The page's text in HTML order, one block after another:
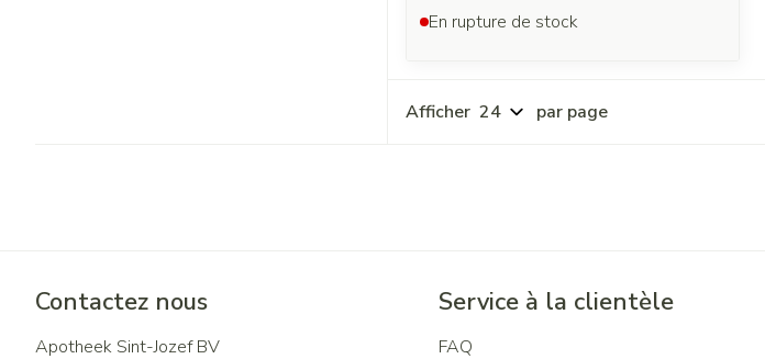
En rupture de stock
Afficher par page
Contactez nous
Apotheek Sint-Jozef BV
Service à la clientèle
FAQ